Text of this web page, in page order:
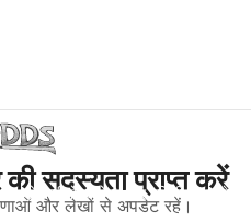
सदस्यता प्राप्त करें
और लेखों से अपडेट रहें।
कैसीनो खेलों के लिए गणितीय रूप से